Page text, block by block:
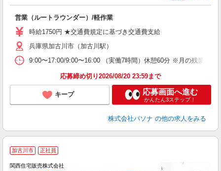
営業（ルートラウンダー）/軽作業
時給1750円 ★交通費規定に基づき交通費支給
兵庫県加古川市（加古川駅）
9:00〜17:00/9:00〜16:00 （実働7時間）休憩60分 ※月の残業目
応募締め切り2026/08/20 23:59まで
キープ 応募画面へ進む
かんたん3ステップ！
株式会社パソナ の他の求人をみる
加古川市 正社員
関西住宅販売株式会社